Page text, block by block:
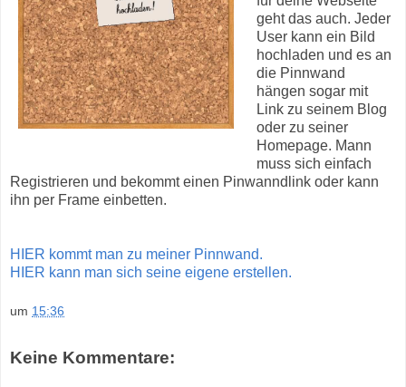
geht das auch. Jeder
User kann ein Bild
hochladen und es an
die Pinnwand
hängen sogar mit
Link zu seinem Blog
oder zu seiner
Homepage. Mann
muss sich einfach
Registrieren und bekommt einen Pinwanndlink oder kann
ihn per Frame einbetten.
HIER kommt man zu meiner Pinnwand.
HIER kann man sich seine eigene erstellen.
um 15:36
Keine Kommentare: